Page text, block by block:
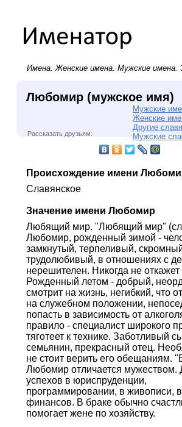
Имена.Женские имена. Мужские имена.
Любомир (мужское имя)
Мужские
Женские
Другие
Мужские
Рассказать друзьям:
Происхождение имени
Славянское
Значение имени Любомир
Любящий мир. "Любящий мир"
Любомир, рожденный зимой -
замкнутый, терпеливый,
трудолюбивый, в отношениях с
нерешителен. Никогда не
Рожденный летом - добрый,
смотрит на жизнь, негибкий, что
на служебном положении,
попасть в зависимость от
правило - специалист широкого
тяготеет к технике. Заботливый
семьянин, прекрасный отец.
не стоит верить его обещаниям.
Любомир отличается мужеством.
успехов в юриспруденции,
программировании, в живописи,
финансов. В браке обычно
помогает жене по хозяйству.